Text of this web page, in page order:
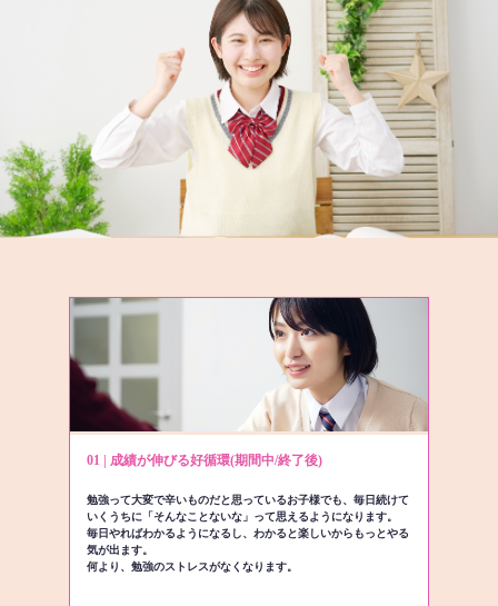
01 | 成績が伸びる好循環(期間中/終了後)
勉強って大変で辛いものだと思っているお子様でも、毎日続けて
いくうちに「そんなことないな」って思えるようになります。
毎日やればわかるようになるし、わかると楽しいからもっとやる
気が出ます。
何より、勉強のストレスがなくなります。